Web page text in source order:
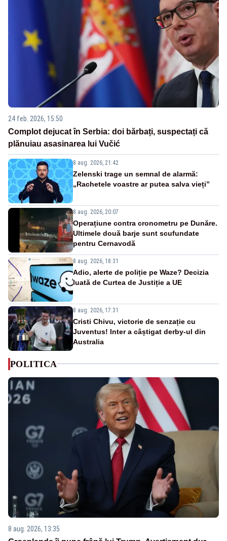
24 feb. 2026, 15:50
Complot dejucat în Serbia: doi bărbați, suspectați că
plănuiau asasinarea lui Vučić
8 aug. 2026, 21:42
Zelenski trage un semnal de alarmă:
„Rachetele voastre ar putea salva vieți”
8 aug. 2026, 20:07
Operațiune contra cronometru pe Dunăre.
Ultimele două barje sunt scufundate
pentru Cernavodă
8 aug. 2026, 18:31
Adio, alerte de poliție pe Waze? Decizia
luată de Curtea de Justiție a UE
8 aug. 2026, 17:31
Cristi Chivu, victorie de senzație cu
Juventus! Inter a câștigat derby-ul din
Australia
POLITICA
8 aug. 2026, 13:35